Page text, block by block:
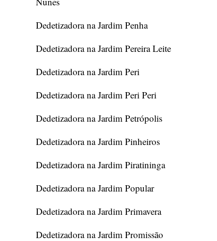
Dedetizadora na Jardim Penha
Dedetizadora na Jardim Pereira Leite
Dedetizadora na Jardim Peri
Dedetizadora na Jardim Peri Peri
Dedetizadora na Jardim Petrópolis
Dedetizadora na Jardim Pinheiros
Dedetizadora na Jardim Piratininga
Dedetizadora na Jardim Popular
Dedetizadora na Jardim Primavera
Dedetizadora na Jardim Promissão